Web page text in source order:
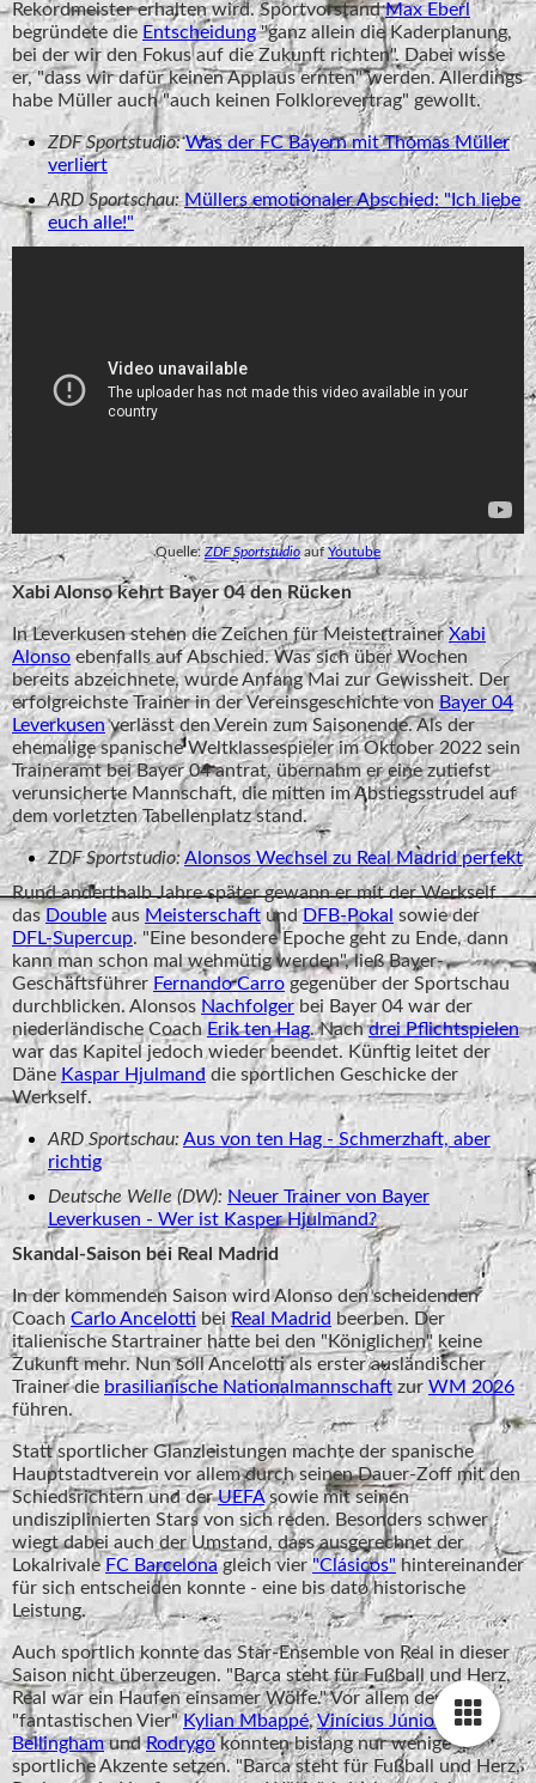
Rekordmeister erhalten wird. SportvorstandMax Eberl
begründete die Entscheidung"ganz allein die Kaderplanung,
bei der wir den Fokus auf die Zukunft richten". Dabei wisse
er, "dass wir dafür keinen Applaus ernten" werden. Allerdings
habe Müller auch "auch keinen Folklorevertrag" gewollt.
ZDF Sportstudio: Was der FC Bayern mit Thomas Müller
verliert
ARD Sportschau: Müllers emotionaler Abschied: "Ich liebe
euch alle!"
Quelle: ZDF Sportstudio aufYoutube
Xabi Alonso kehrt Bayer 04 den Rücken
In Leverkusen stehen die Zeichen für MeistertrainerXabi
Alonsoebenfalls auf Abschied. Was sich über Wochen
bereits abzeichnete, wurde Anfang Mai zur Gewissheit. Der
erfolgreichste Trainer in der Vereinsgeschichte vonBayer 04
Leverkusenverlässt den Verein zum Saisonende. Als der
ehemalige spanische Weltklassespieler im Oktober 2022 sein
Traineramt bei Bayer 04 antrat, übernahm er eine zutiefst
verunsicherte Mannschaft, die mitten im Abstiegsstrudel auf
dem vorletzten Tabellenplatz stand.
ZDF Sportstudio:Alonsos Wechsel zu Real Madrid perfekt
Rund anderthalb Jahre später gewann er mit der Werkself
dasDouble aus Meisterschaft undDFB-Pokal sowie der
DFL-Supercup. "Eine besondere Epoche geht zu Ende, dann
kann man schon mal wehmütig werden", ließ Bayer-
Geschäftsführer Fernando Carro gegenüber der Sportschau
durchblicken. Alonsos Nachfolgerbei Bayer 04 war der
niederländische CoachErik ten Hag. Nachdrei Pflichtspielen
war das Kapitel jedoch wieder beendet. Künftig leitet der
Däne Kaspar Hjulmand die sportlichen Geschicke der
Werkself.
ARD Sportschau: Aus von ten Hag - Schmerzhaft, aber
richtig
Deutsche Welle (DW): Neuer Trainer von Bayer
Leverkusen - Wer ist Kasper Hjulmand?
Skandal-Saison bei Real Madrid
In der kommenden Saison wird Alonso den scheidenden
Coach Carlo Ancelotti beiReal Madrid beerben. Der
italienische Startrainer hatte bei den "Königlichen" keine
Zukunft mehr. Nun soll Ancelotti als erster ausländischer
Trainer die brasilianische Nationalmannschaftzur WM 2026
führen.
Statt sportlicher Glanzleistungen machte der spanische
Hauptstadtverein vor allem durch seinen Dauer-Zoff mit den
Schiedsrichtern und derUEFAsowie mit seinen
undisziplinierten Stars von sich reden. Besonders schwer
wiegt dabei auch der Umstand, dass ausgerechnet der
Lokalrivale FC Barcelonagleich vier"Clásicos" hintereinander
für sich entscheiden konnte - eine bis dato historische
Leistung.
Auch sportlich konnte das Star-Ensemble von Real in dieser
Saison nicht überzeugen. "Barca steht für Fußball und Herz,
Real war ein Haufen einsamer Wölfe." Vor allem den
"fantastischen Vier"Kylian Mbappé,Vinícius Júnior
Jude
BellinghamundRodrygokonnten bislang nur wenige
sportliche Akzente setzen. "Barca steht für Fußball und Herz,